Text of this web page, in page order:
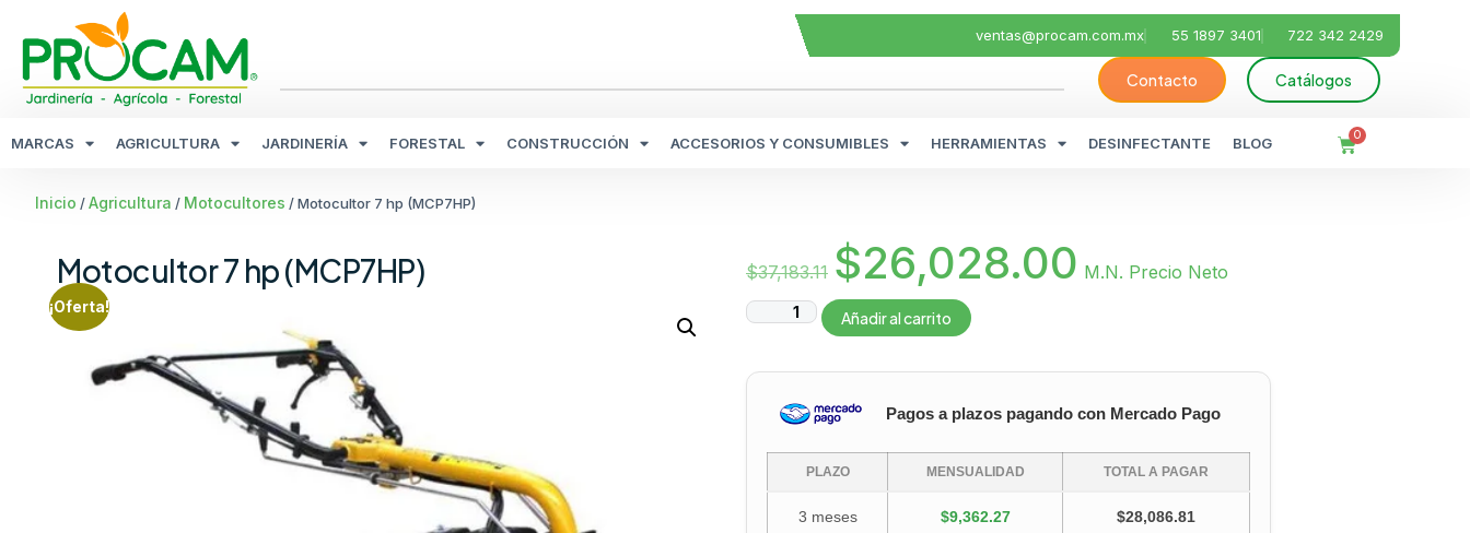
ventas@procam.com.mx 55 1897 3401 722 342 2429
Contacto Catálogos
MARCAS AGRICULTURA JARDINERÍA FORESTAL CONSTRUCCIÓN ACCESORIOS Y CONSUMIBLES HERRAMIENTAS DESINFECTANTE BLOG 0
Inicio /Agricultura / Motocultores / Motocultor 7 hp (MCP7HP)
Motocultor 7 hp (MCP7HP)
¡Oferta!
$37,183.11 $26,028.00 M.N. Precio Neto
Añadir al carrito
Pagos a plazos pagando con Mercado Pago
PLAZO MENSUALIDAD TOTAL A PAGAR
3 meses $9,362.27 $28,086.81